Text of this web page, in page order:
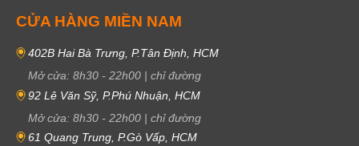
CỬA HÀNG MIỀN NAM
402B Hai Bà Trưng, P.Tân Định, HCM
Mở cửa: 8h30 - 22h00 | chỉ đường
92 Lê Văn Sỹ, P.Phú Nhuận, HCM
Mở cửa: 8h30 - 22h00 | chỉ đường
61 Quang Trung, P.Gò Vấp, HCM